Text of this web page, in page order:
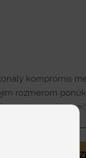
kompromis
rozmerom
sedenie
MÁM